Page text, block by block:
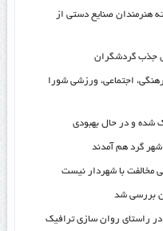
هنرمندان صنایع دستی از
جذب گردشگران
اجتماعی، ورزشی شورا
شده و در حال بهبودی
شهر گرد هم آمدند
مخالفت با شهردار نیست
بررسی شد
راستای روان سازی ترافیک